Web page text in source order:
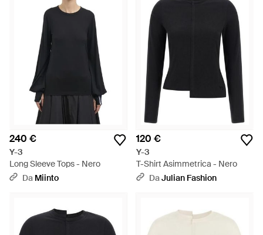
240 €
Y-3
Long Sleeve Tops - Nero
Da Miinto
120 €
Y-3
T-Shirt Asimmetrica - Nero
DaJulian Fashion